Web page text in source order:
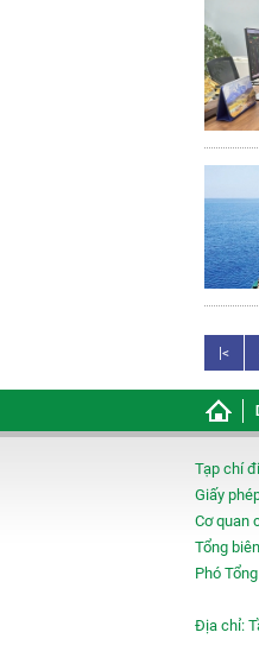
|<
Tạp chí
Giấy
Cơ quan
Tổng
Phó
Địa chỉ: